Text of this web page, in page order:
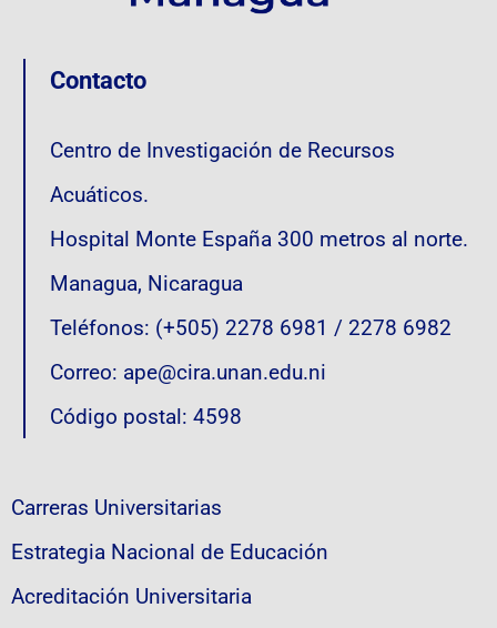
Contacto
Centro de Investigación de Recursos
Acuáticos.
Hospital Monte España 300 metros al norte.
Managua, Nicaragua
Teléfonos: (+505) 2278 6981 / 2278 6982
Correo: ape@cira.unan.edu.ni
Código postal: 4598
Carreras Universitarias
Estrategia Nacional de Educación
Acreditación Universitaria